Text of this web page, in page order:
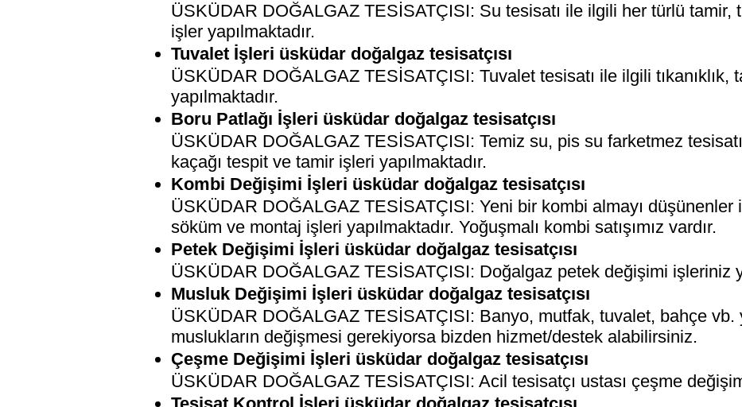
ÜSKÜDAR DOĞALGAZ TESİSATÇISI: Su tesisatı ile ilgili her türlü tamir,
işler yapılmaktadır.
Tuvalet İşleri üsküdar doğalgaz tesisatçısı
ÜSKÜDAR DOĞALGAZ TESİSATÇISI: Tuvalet tesisatı ile ilgili tıkanıklık,
yapılmaktadır.
Boru Patlağı İşleri üsküdar doğalgaz tesisatçısı
ÜSKÜDAR DOĞALGAZ TESİSATÇISI: Temiz su, pis su farketmez
kaçağı tespit ve tamir işleri yapılmaktadır.
Kombi Değişimi İşleri üsküdar doğalgaz tesisatçısı
ÜSKÜDAR DOĞALGAZ TESİSATÇISI: Yeni bir kombi almayı düşünenler
söküm ve montaj işleri yapılmaktadır. Yoğuşmalı kombi satışımız vardır.
Petek Değişimi İşleri üsküdar doğalgaz tesisatçısı
ÜSKÜDAR DOĞALGAZ TESİSATÇISI: Doğalgaz petek değişimi işleriniz
Musluk Değişimi İşleri üsküdar doğalgaz tesisatçısı
ÜSKÜDAR DOĞALGAZ TESİSATÇISI: Banyo, mutfak, tuvalet, bahçe vb.
muslukların değişmesi gerekiyorsa bizden hizmet/destek alabilirsiniz.
Çeşme Değişimi İşleri üsküdar doğalgaz tesisatçısı
ÜSKÜDAR DOĞALGAZ TESİSATÇISI: Acil tesisatçı ustası çeşme